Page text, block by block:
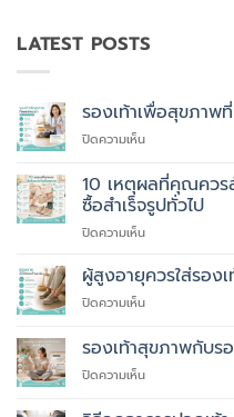
LATEST POSTS
รองเท้าเพื่อสุขภาพ
ปิดความเห็นบน
เพื่อ
สุขภาพ
ที่
แพทย์
10 เหตุผลที่คุณควร
ซื้อสำเร็จรูปทั่วไป
ปิดความเห็นบน
เหตุผล
คุณ
สั่ง
ตัด
รองเท้า
ผู้สูงอายุควรใส่รอง
ปิดความเห็นบน
สูง
อายุ
ควร
รองเท้าสุขภาพกับร
ปิดความเห็นบน
สุขภาพ